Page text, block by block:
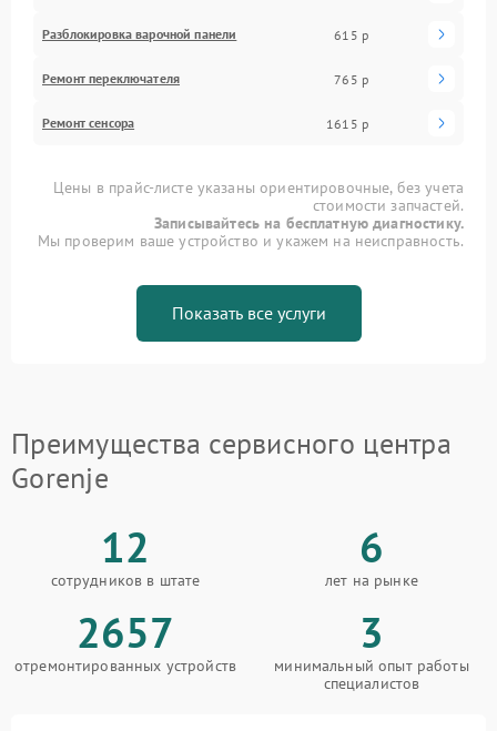
Разблокировка варочной панели 615 р
Ремонт переключателя 765 р
Ремонт сенсора 1615 р
Цены в прайс-листе указаны ориентировочные, без учета
стоимости запчастей.
Записывайтесь на бесплатную диагностику.
Мы проверим ваше устройство и укажем на неисправность.
Показать все услуги
Преимущества сервисного центра
Gorenje
12
сотрудников в штате
6
лет на рынке
2657
отремонтированных устройств
3
минимальный опыт работы
специалистов